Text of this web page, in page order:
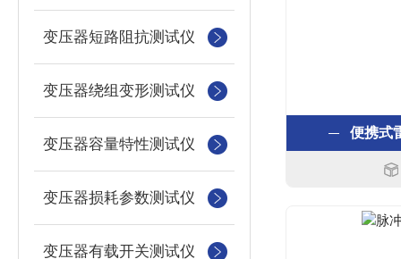
变压器短路阻抗测试仪
变压器绕组变形测试仪
变压器容量特性测试仪
变压器损耗参数测试仪
变压器有载开关测试仪
便携式